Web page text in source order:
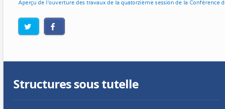
Aperçu de l'ouverture des travaux de la quatorzième session de la Conférence
Structures sous tutelle